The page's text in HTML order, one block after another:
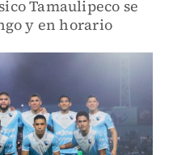
Tamaulipeco se
y en horario